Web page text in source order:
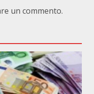
un commento.